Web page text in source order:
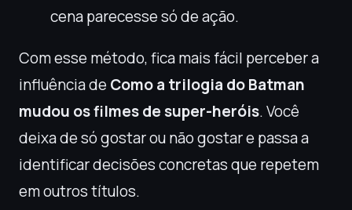
cena parecesse só de ação.
Com esse método, fica mais fácil perceber a
influência de Como a trilogia do Batman
mudou os filmes de super-heróis. Você
deixa de só gostar ou não gostar e passa a
identificar decisões concretas que repetem
em outros títulos.